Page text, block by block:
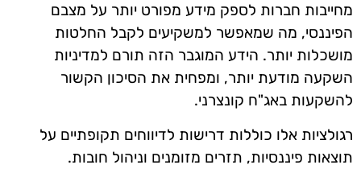
מחייבות חברות לספק מידע מפורט יותר על מצבם
הפיננסי, מה שמאפשר למשקיעים לקבל החלטות
מושכלות יותר. הידע המוגבר הזה תורם למדיניות
השקעה מודעת יותר, ומפחית את הסיכון הקשור
להשקעות באג"ח קונצרני.
רגולציות אלו כוללות דרישות לדיווחים תקופתיים על
תוצאות פיננסיות, תזרים מזומנים וניהול חובות.